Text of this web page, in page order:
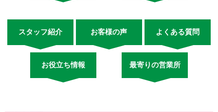
スタッフ紹介 お客様の声 よくある質問
お役立ち情報 最寄りの営業所